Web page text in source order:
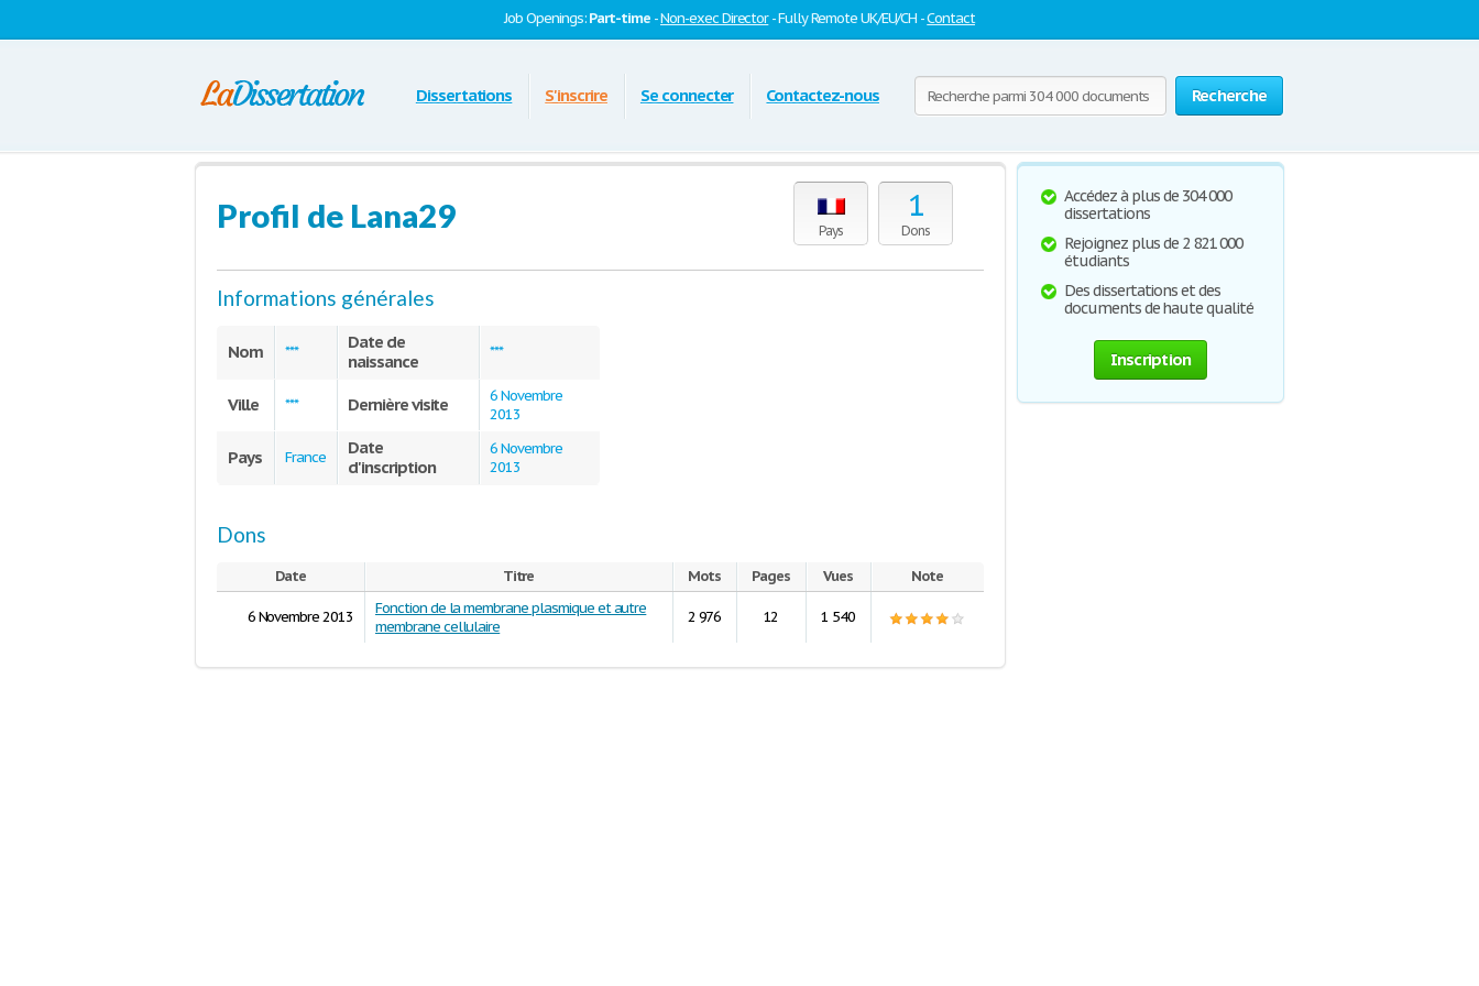
Job Openings:Part-time -Non-exec Director- Fully Remote UK/EU/CH -Contact
Recherche
Dissertations S'inscrire Se connecter Contactez-nous
Pays
1
Dons
Profil de Lana29
Informations générales
Nom ***
Date de
naissance
***
Ville *** Dernière visite
6 Novembre
2013
Pays France
Date
d'inscription
6 Novembre
2013
Dons
Date Titre Mots Pages Vues Note
6 Novembre 2013
Fonction de la membrane plasmique et autre
membrane cellulaire
2 976 12 1 540
Accédez à plus de 304 000
dissertations
Rejoignez plus de 2 821 000
étudiants
Des dissertations et des
documents de haute qualité
Inscription